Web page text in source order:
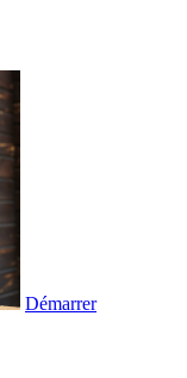
Démarrer